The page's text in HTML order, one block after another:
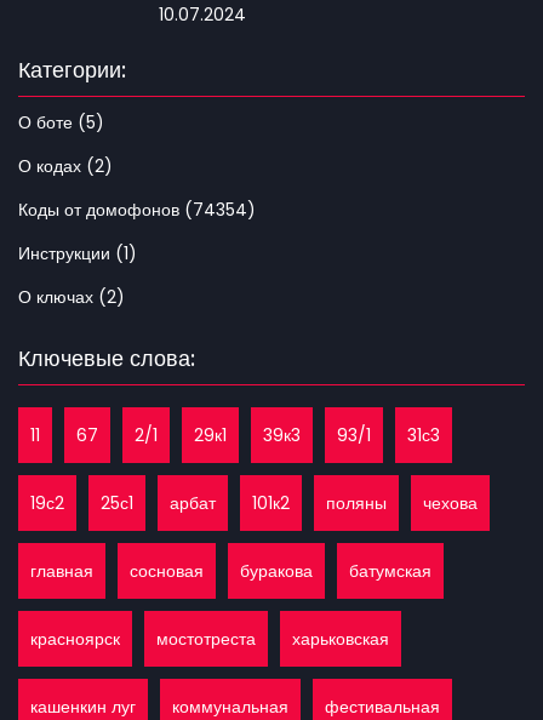
10.07.2024
Категории:
О боте (5)
О кодах (2)
Коды от домофонов (74354)
Инструкции (1)
О ключах (2)
Ключевые слова:
11 67 2/1 29к1 39к3 93/1 31с3
19с2 25с1 арбат 101к2 поляны чехова
главная сосновая буракова батумская
красноярск мостотреста харьковская
кашенкин луг коммунальная фестивальная